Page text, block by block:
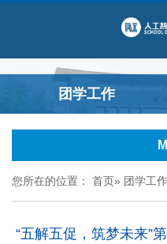
团学工作
您所在的位置： 首页» 团学工作
“五解五促，筑梦未来”